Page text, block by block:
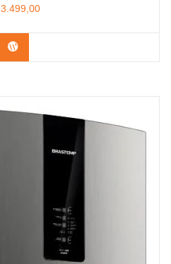
3.499,00
Confira na Amazon